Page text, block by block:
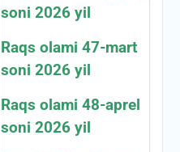
soni 2026 yil
Raqs olami 47-mart
soni 2026 yil
Raqs olami 48-aprel
soni 2026 yil